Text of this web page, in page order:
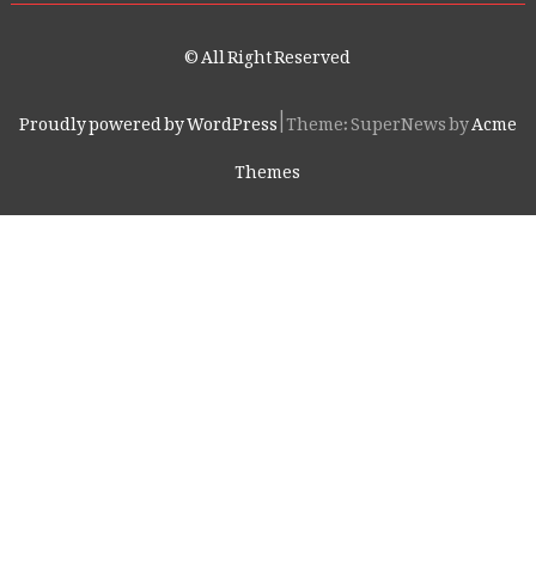
© All Right Reserved
Proudly powered by WordPress|Theme: SuperNews byAcme
Themes